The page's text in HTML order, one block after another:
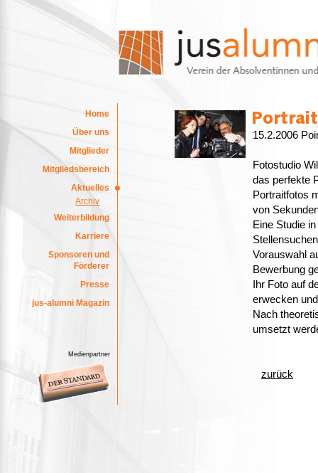
Home
Über uns
Mitglieder
Mitgliedsbereich
Aktuelles
Archiv
Weiterbildung
Karriere
Sponsoren und
Förderer
Presse
jus-alumni Magazin
Medienpartner
15.2.2006
Fotostudio
das perfekte
Portraitfotos
von
Eine Studie
Vorauswahl
Bewerbung
Ihr Foto auf
erwecken
Nach
umsetzt
zurück